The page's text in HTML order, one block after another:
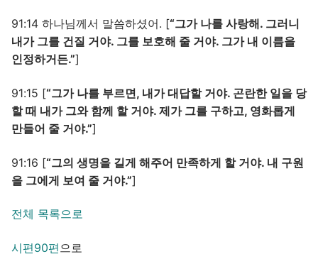
91:14 하나님께서 말씀하셨어. [“그가 나를 사랑해. 그러니
내가 그를 건질 거야. 그를 보호해 줄 거야. 그가 내 이름을
인정하거든.”]
91:15 [“그가 나를 부르면, 내가 대답할 거야. 곤란한 일을 당
할 때 내가 그와 함께 할 거야. 제가 그를 구하고, 영화롭게
만들어 줄 거야.”]
91:16 [“그의 생명을 길게 해주어 만족하게 할 거야. 내 구원
을 그에게 보여 줄 거야.”]
전체 목록으로
시편90편 으로